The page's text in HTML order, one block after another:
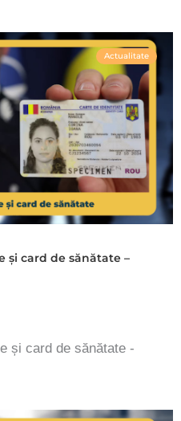
Actualitate
și card de sănătate –
și card de sănătate -